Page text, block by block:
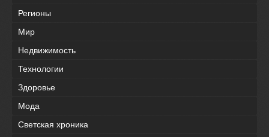
Регионы
Мир
Недвижимость
Технологии
Здоровье
Мода
Светская хроника